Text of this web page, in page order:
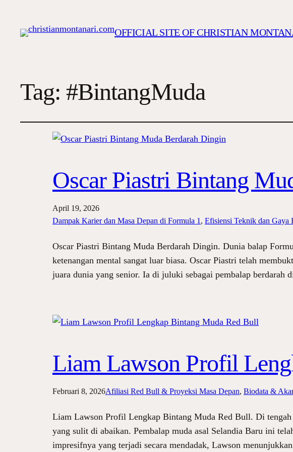
OFFICIAL SITE OF CHRISTIAN
Tag:#BintangMuda
Oscar Piastri Bintang
April 19, 2026
Dampak Karier dan Masa Depan di Formula 1 , Efisiensi Teknik dan Gaya
Oscar Piastri Bintang Muda Berdarah Dingin. Dunia balap
ketenangan mental sangat luar biasa. Oscar Piastri telah
juara dunia yang senior. Ia di juluki sebagai pembalap berdarah
Liam Lawson Profil
Februari 8, 2026Afiliasi Red Bull & Proyeksi Masa Depan, Biodata &
Liam Lawson Profil Lengkap Bintang Muda Red Bull. Di
yang sulit di abaikan. Pembalap muda asal Selandia Baru ini
impresifnya yang terjadi secara mendadak, Lawson